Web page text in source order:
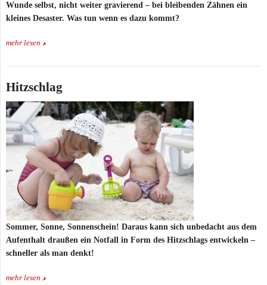
Wunde selbst, nicht weiter gravierend – bei bleibenden Zähnen ein
kleines Desaster. Was tun wenn es dazu kommt?
mehr lesen
Hitzschlag
Sommer, Sonne, Sonnenschein! Daraus kann sich unbedacht aus dem
Aufenthalt draußen ein Notfall in Form des Hitzschlags entwickeln –
schneller als man denkt!
mehr lesen